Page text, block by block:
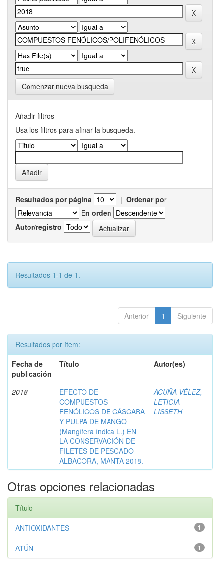
Comenzar nueva busqueda
Añadir filtros:
Usa los filtros para afinar la busqueda.
Resultados por página | Ordenar por
En orden
Autor/registro
Resultados 1-1 de 1.
Anterior 1 Siguiente
Resultados por ítem:
Fecha de
publicación
Título Autor(es)
2018
EFECTO DE
COMPUESTOS
FENÓLICOS DE CÁSCARA
Y PULPA DE MANGO
(Mangífera índica L.) EN
LA CONSERVACIÓN DE
FILETES DE PESCADO
ALBACORA, MANTA 2018.
ACUÑA VÉLEZ,
LETICIA
LISSETH
Otras opciones relacionadas
Título
1
ANTIOXIDANTES
1
ATÚN